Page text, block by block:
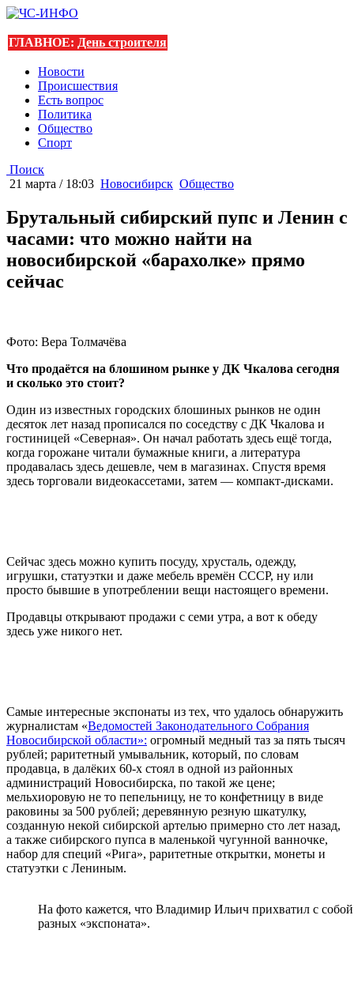
ГЛАВНОЕ: День строителя
Новости
Происшествия
Есть вопрос
Политика
Общество
Спорт
Поиск
21 марта / 18:03 Новосибирск Общество
Брутальный сибирский пупс и Ленин с
часами: что можно найти на
новосибирской «барахолке» прямо
сейчас
Фото: Вера Толмачёва
Что продаётся на блошином рынке у ДК Чкалова сегодня
и сколько это стоит?
Один из известных городских блошиных рынков не один
десяток лет назад прописался по соседству с ДК Чкалова и
гостиницей «Северная». Он начал работать здесь ещё тогда,
когда горожане читали бумажные книги, а литература
продавалась здесь дешевле, чем в магазинах. Спустя время
здесь торговали видеокассетами, затем — компакт-дисками.
Сейчас здесь можно купить посуду, хрусталь, одежду,
игрушки, статуэтки и даже мебель времён СССР, ну или
просто бывшие в употреблении вещи настоящего времени.
Продавцы открывают продажи с семи утра, а вот к обеду
здесь уже никого нет.
Самые интересные экспонаты из тех, что удалось обнаружить
журналистам «Ведомостей Законодательного Собрания
Новосибирской области»: огромный медный таз за пять тысяч
рублей; раритетный умывальник, который, по словам
продавца, в далёких 60-х стоял в одной из районных
администраций Новосибирска, по такой же цене;
мельхиоровую не то пепельницу, не то конфетницу в виде
раковины за 500 рублей; деревянную резную шкатулку,
созданную некой сибирской артелью примерно сто лет назад,
а также сибирского пупса в маленькой чугунной ванночке,
набор для специй «Рига», раритетные открытки, монеты и
статуэтки с Лениным.
На фото кажется, что Владимир Ильич прихватил с
разных «экспоната».